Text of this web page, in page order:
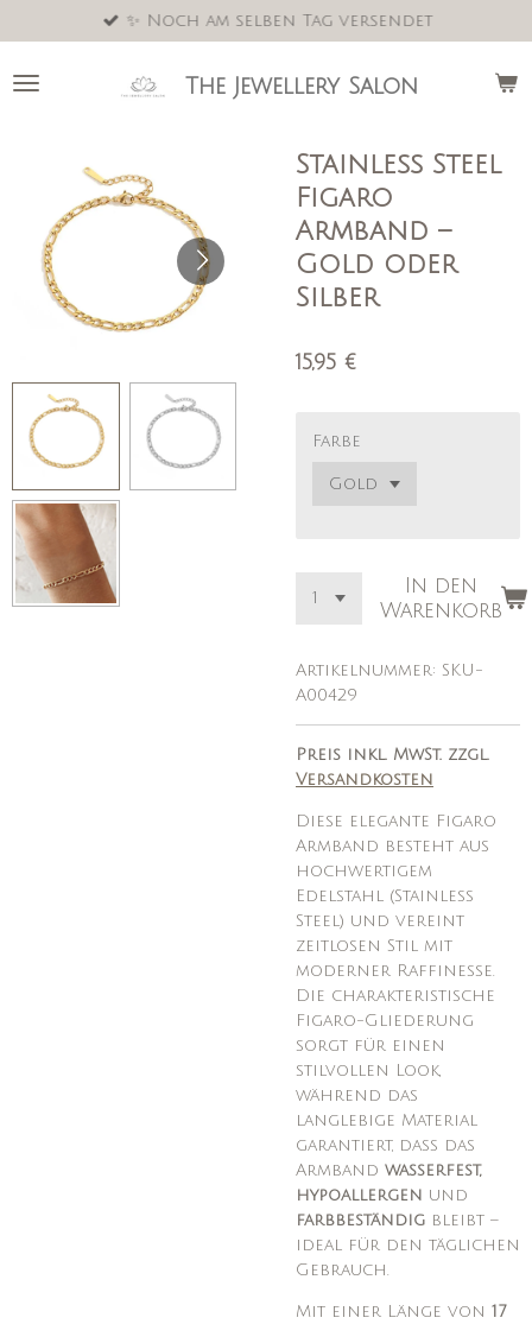
Hauptinhalt
springen
The Jewellery Salon
✨ Noch am selben Tag versendet
Stainless Steel
Figaro
Armband –
Gold oder
Silber
15,95 €
Farbe
In den
Warenkorb
Artikelnummer: SKU-
A00429
Preis inkl. MwSt. zzgl.
Versandkosten
Diese elegante Figaro
Armband besteht aus
hochwertigem
Edelstahl (Stainless
Steel) und vereint
zeitlosen Stil mit
moderner Raffinesse.
Die charakteristische
Figaro-Gliederung
sorgt für einen
stilvollen Look,
während das
langlebige Material
garantiert, dass das
Armband wasserfest,
hypoallergen und
farbbeständig bleibt –
ideal für den täglichen
Gebrauch.
Mit einer Länge von 17